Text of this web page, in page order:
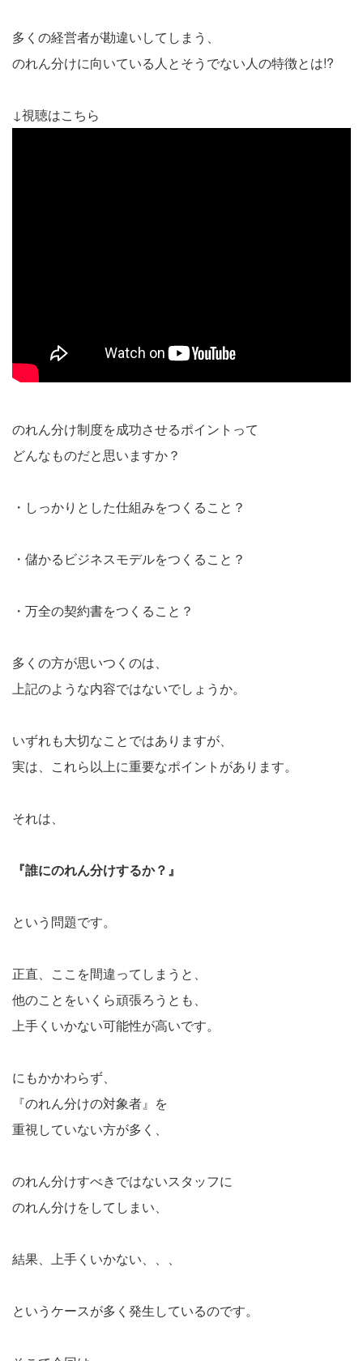
多くの経営者が勘違いしてしまう、
のれん分けに向いている人とそうでない人の特徴とは!?
↓視聴はこちら
のれん分け制度を成功させるポイントって
どんなものだと思いますか？
・しっかりとした仕組みをつくること？
・儲かるビジネスモデルをつくること？
・万全の契約書をつくること？
多くの方が思いつくのは、
上記のような内容ではないでしょうか。
いずれも大切なことではありますが、
実は、これら以上に重要なポイントがあります。
それは、
『誰にのれん分けするか？』
という問題です。
正直、ここを間違ってしまうと、
他のことをいくら頑張ろうとも、
上手くいかない可能性が高いです。
にもかかわらず、
『のれん分けの対象者』を
重視していない方が多く、
のれん分けすべきではないスタッフに
のれん分けをしてしまい、
結果、上手くいかない、、、
というケースが多く発生しているのです。